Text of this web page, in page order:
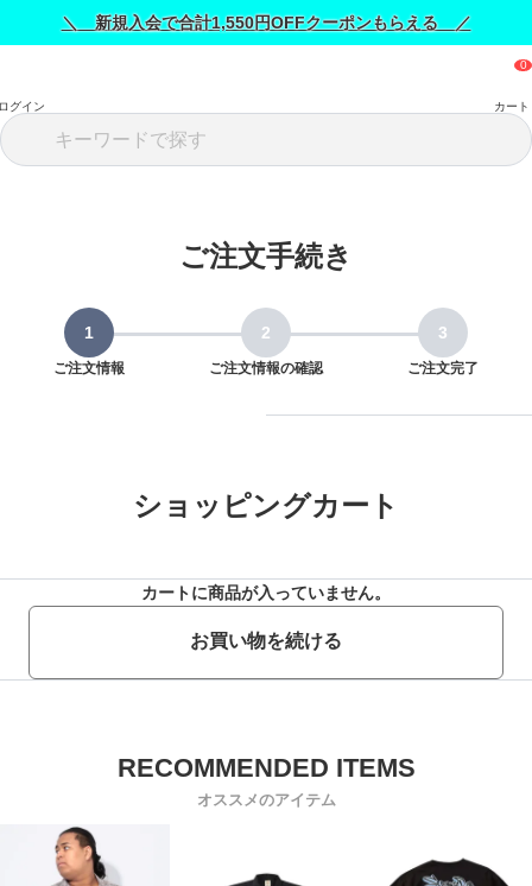
＼ 新規入会で合計1,550円OFFクーポンもらえる ／
グイン カート
ご注文手続き
ご注文情報 ご注文情報の確認 ご注文完了
ショッピングカート
カートに商品が入っていません。
お買い物を続ける
オススメのアイテム